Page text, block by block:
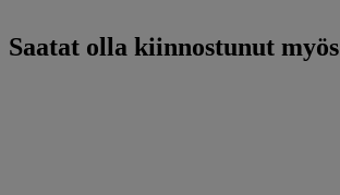
Saatat olla kiinnostunut myös